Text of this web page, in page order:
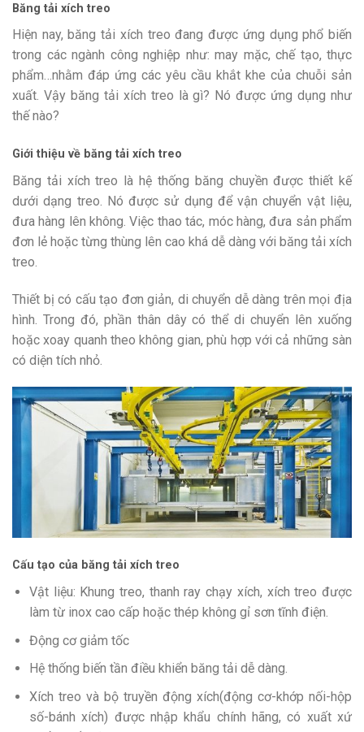
Băng tải xích treo
Hiện nay, băng tải xích treo đang được ứng dụng phổ biến
trong các ngành công nghiệp như: may mặc, chế tạo, thực
phẩm…nhằm đáp ứng các yêu cầu khắt khe của chuỗi sản
xuất. Vậy băng tải xích treo là gì? Nó được ứng dụng như
thế nào?
Giới thiệu về băng tải xích treo
Băng tải xích treo là hệ thống băng chuyền được thiết kế
dưới dạng treo. Nó được sử dụng để vận chuyển vật liệu,
đưa hàng lên không. Việc thao tác, móc hàng, đưa sản phẩm
đơn lẻ hoặc từng thùng lên cao khá dễ dàng với băng tải xích
treo.
Thiết bị có cấu tạo đơn giản, di chuyển dễ dàng trên mọi địa
hình. Trong đó, phần thân dây có thể di chuyển lên xuống
hoặc xoay quanh theo không gian, phù hợp với cả những sàn
có diện tích nhỏ.
Cấu tạo của băng tải xích treo
Vật liệu: Khung treo, thanh ray chạy xích, xích treo được
làm từ inox cao cấp hoặc thép không gỉ sơn tĩnh điện.
Động cơ giảm tốc
Hệ thống biến tần điều khiển băng tải dễ dàng.
Xích treo và bộ truyền động xích(động cơ-khớp nối-hộp
số-bánh xích) được nhập khẩu chính hãng, có xuất xứ